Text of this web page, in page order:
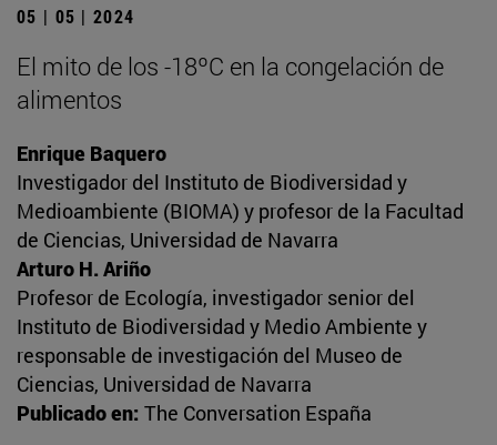
05 | 05 | 2024
El mito de los -18ºC en la congelación de
alimentos
Enrique Baquero
Investigador del Instituto de Biodiversidad y
Medioambiente (BIOMA) y profesor de la Facultad
de Ciencias, Universidad de Navarra
Arturo H. Ariño
Profesor de Ecología, investigador senior del
Instituto de Biodiversidad y Medio Ambiente y
responsable de investigación del Museo de
Ciencias, Universidad de Navarra
Publicado en: The Conversation España